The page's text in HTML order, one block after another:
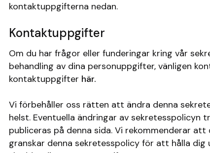
kontaktuppgifterna nedan.
Kontaktuppgifter
Om du har frågor eller funderingar kring vår
behandling av dina personuppgifter, vänligen
kontaktuppgifter här.
Vi förbehåller oss rätten att ändra denna
helst. Eventuella ändringar av sekretesspolicyn
publiceras på denna sida. Vi rekommenderar
granskar denna sekretesspolicy för att hålla dig